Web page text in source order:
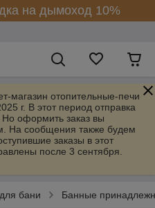
на дымоход 10%
магазин отопительные-печи
г. В этот период отправка
Но оформить заказ вы
На сообщения также будем
заказы в этот
после 3 сентября.
бани Банные